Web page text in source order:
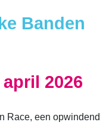
Banden
2026
Race, een opwindend